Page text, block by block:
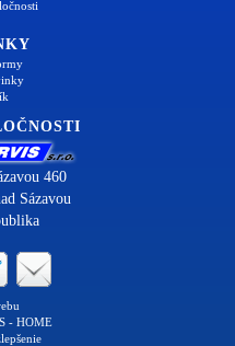
460
Sázavou
- HOME